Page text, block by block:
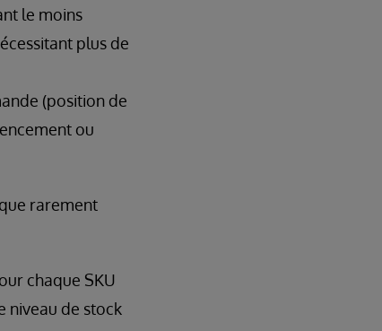
le moins
plus de
(position de
ou
rarement
chaque SKU
niveau de stock